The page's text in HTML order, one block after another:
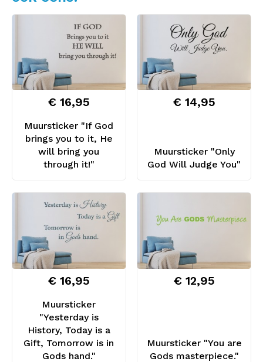
Muursticker "If God
brings you to it, He
will bring you
through it!"
€ 16,95
Muursticker "Only
God Will Judge You"
€ 14,95
Muursticker
"Yesterday is
History, Today is a
Gift, Tomorrow is in
Gods hand."
€ 16,95
Muursticker "You are
Gods masterpiece."
€ 12,95